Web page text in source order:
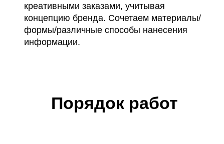
креативными заказами, учитывая
концепцию бренда. Сочетаем материалы/
формы/различные способы нанесения
информации.
Порядок работ